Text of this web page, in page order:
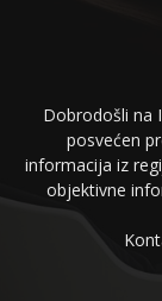
Dobrodošli na
posvećen
informacija iz
objektivne